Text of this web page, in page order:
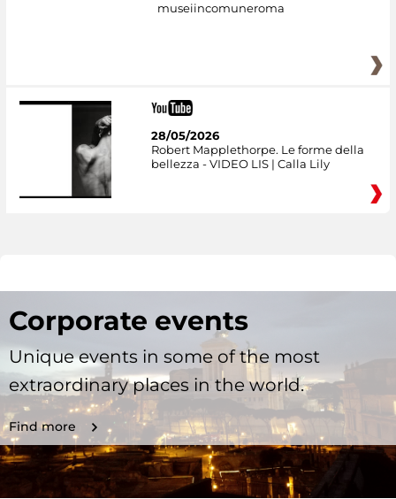
museiincomuneroma
28/05/2026
Robert Mapplethorpe. Le forme della
bellezza - VIDEO LIS | Calla Lily
Corporate events
Unique events in some of the most
extraordinary places in the world.
Find more